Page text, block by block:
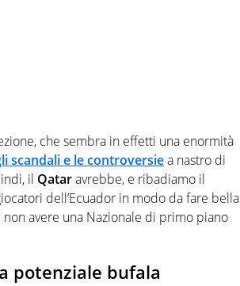
che sembra in effetti una enormità
scandali e le controversiea nastro di
il Qataravrebbe, e ribadiamo il
dell’Ecuador in modo da fare bella
avere una Nazionale di primo piano
potenziale bufala